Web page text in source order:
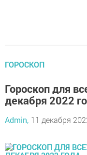
ГОРОСКОП
Гороскоп для
декабря 2022
Admin, 11 декабря